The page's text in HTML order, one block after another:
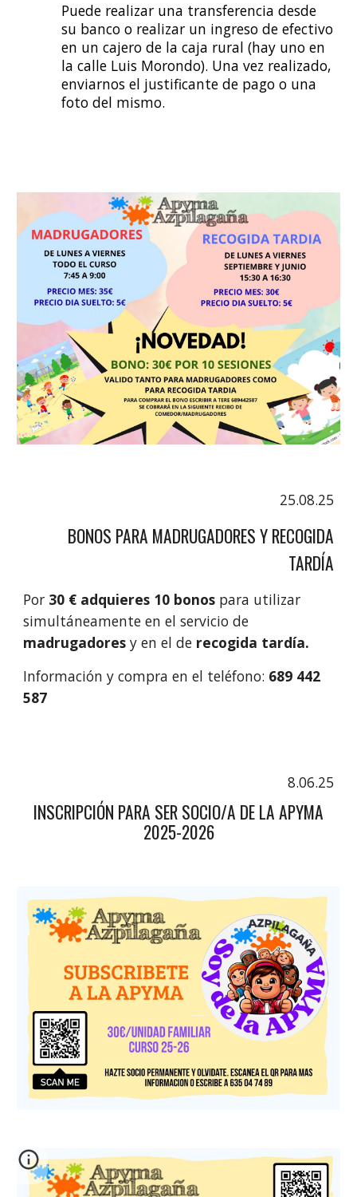
Puede realizar una transferencia desde
su banco o realizar un ingreso de efectivo
en un cajero de la caja rural (hay uno en
la calle Luis Morondo). Una vez realizado,
enviarnos el justificante de pago o una
foto del mismo.
25.08.25
BONOS PARA MADRUGADORES Y RECOGIDA
TARDÍA
Por 30 € adquieres 10 bonos para utilizar
simultáneamente en el servicio de
madrugadoresy en el de recogida tardía.
Información y compra en el teléfono: 689 442
587
8.06.25
INSCRIPCIÓN PARA SER SOCIO/A DE LA APYMA
2025-2026